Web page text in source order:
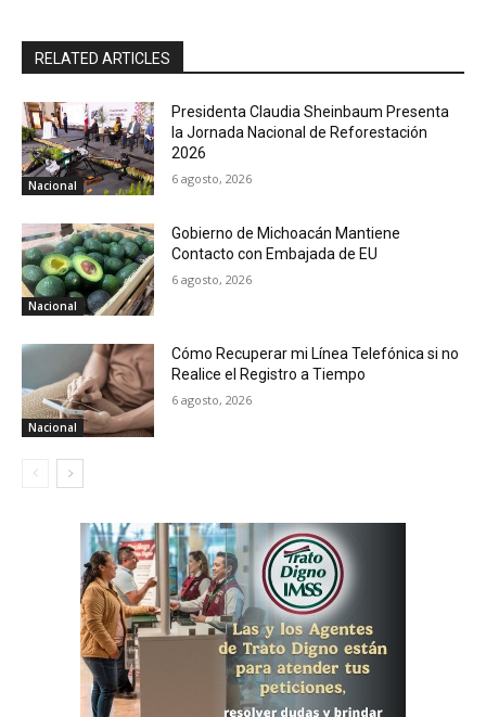
RELATED ARTICLES
Nacional
Presidenta Claudia Sheinbaum Presenta
la Jornada Nacional de Reforestación
2026
6 agosto, 2026
Nacional
Gobierno de Michoacán Mantiene
Contacto con Embajada de EU
6 agosto, 2026
Nacional
Cómo Recuperar mi Línea Telefónica si no
Realice el Registro a Tiempo
6 agosto, 2026